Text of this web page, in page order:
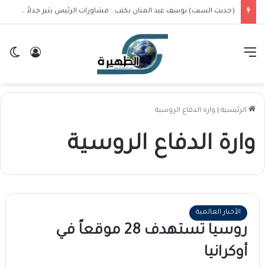
(حديث السبت) يوسف عبد المنان يكتب… مشاورات الرئيس تثير جدلاً في غير معترك… ماهي مطلوبات الجمهورية الأولى من البرهان؟
تسجيل القائمة
الرئيسية وارة الدفاع الروسية
وارة الدفاع الروسية
الأخبار العالمية
روسيا تستهدف 28 موقعاً في
أوكرانيا